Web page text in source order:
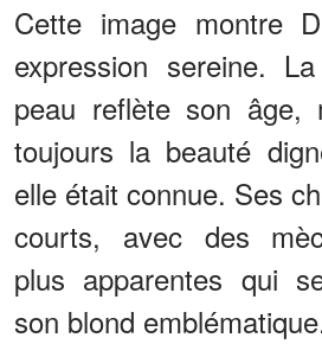
Cette image montre
expression sereine.
peau reflète son âge,
toujours la beauté
elle était connue. Ses
courts, avec des
plus apparentes qui
son blond